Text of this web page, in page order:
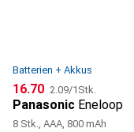
Batterien + Akkus
CHF
16.70 CHF
2.09/1Stk.
Panasonic Eneloop
8 Stk., AAA, 800 mAh